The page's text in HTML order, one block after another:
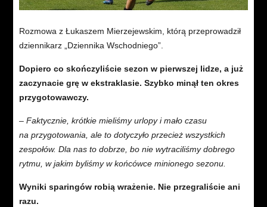
Rozmowa z Łukaszem Mierzejewskim, którą przeprowadził
dziennikarz „Dziennika Wschodniego”.
Dopiero co skończyliście sezon w pierwszej lidze, a już
zaczynacie grę w ekstraklasie. Szybko minął ten okres
przygotowawczy.
– Faktycznie, krótkie mieliśmy urlopy i mało czasu
na przygotowania, ale to dotyczyło przecież wszystkich
zespołów. Dla nas to dobrze, bo nie wytraciliśmy dobrego
rytmu, w jakim byliśmy w końcówce minionego sezonu.
Wyniki sparingów robią wrażenie. Nie przegraliście ani
razu.